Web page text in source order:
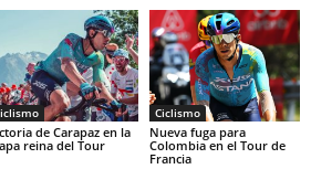
de Carapaz en la
reina del Tour
Ciclismo
Nueva fuga para
Colombia en el Tour de
Francia